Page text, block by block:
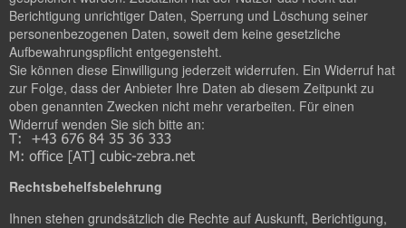
Berichtigung unrichtiger Daten, Sperrung und Löschung seiner
personenbezogenen Daten, soweit dem keine gesetzliche
Aufbewahrungspflicht entgegensteht.
Sie können diese Einwilligung jederzeit widerrufen. Ein Widerruf hat
zur Folge, dass der Anbieter Ihre Daten ab diesem Zeitpunkt zu
oben genannten Zwecken nicht mehr verarbeiten. Für einen
Widerruf wenden Sie sich bitte an:
Rechtsbehelfsbelehrung
Ihnen stehen grundsätzlich die Rechte auf Auskunft, Berichtigung,